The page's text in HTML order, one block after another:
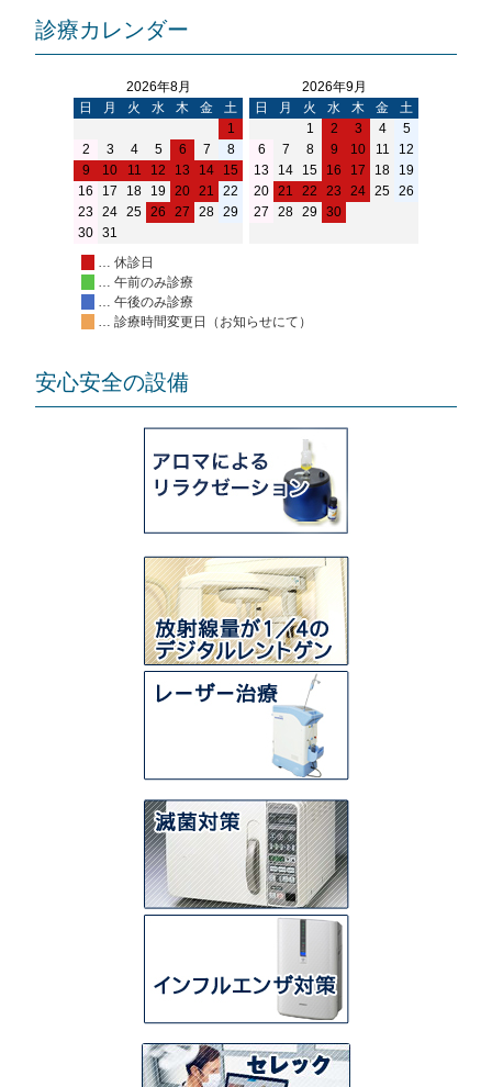
診療カレンダー
2026年8月
日
月 火 水 木 金
土
1
2
3 4 5 6 7
8
9
10 11 12 13 14
15
16
17 18 19 20 21
22
23 24 25 26 27 28 29
30 31
2026年9月
日
月 火 水 木 金
土
1
2 3 4
5
6
7 8 9 10 11
12
13
14 15 16 17 18
19
20 21 22 23 24 25 26
27
28 29 30
… 休診日
… 午前のみ診療
… 午後のみ診療
… 診療時間変更日（お知らせにて）
安心安全の設備